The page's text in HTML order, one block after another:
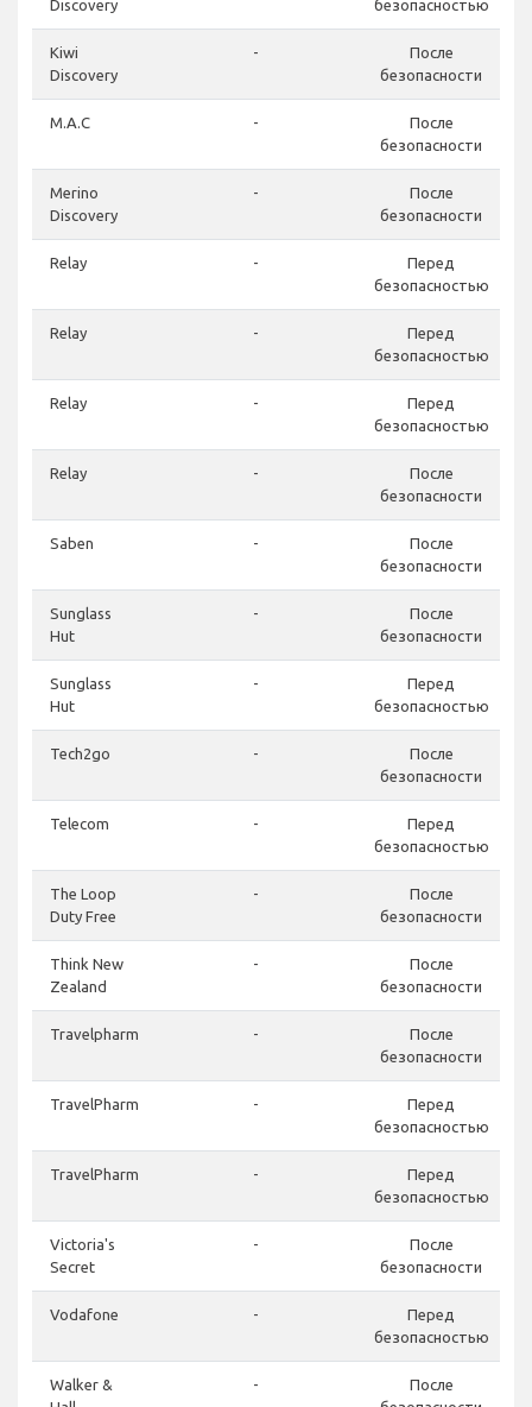
Discovery безопасностью
Kiwi
Discovery
-
После
безопасности
M.A.C -
После
безопасности
Merino
Discovery
-
После
безопасности
Relay -
Перед
безопасностью
Relay -
Перед
безопасностью
Relay -
Перед
безопасностью
Relay -
После
безопасности
Saben -
После
безопасности
Sunglass
Hut
-
После
безопасности
Sunglass
Hut
-
Перед
безопасностью
Tech2go -
После
безопасности
Telecom -
Перед
безопасностью
The Loop
Duty Free
-
После
безопасности
Think New
Zealand
-
После
безопасности
Travelpharm -
После
безопасности
TravelPharm -
Перед
безопасностью
TravelPharm -
Перед
безопасностью
Victoria's
Secret
-
После
безопасности
Vodafone -
Перед
безопасностью
Walker &
-
После